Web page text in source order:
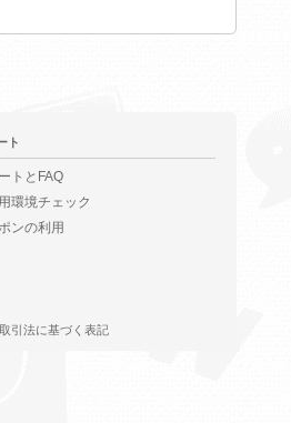
ト
トとFAQ
環境チェック
ンの利用
引法に基づく表記